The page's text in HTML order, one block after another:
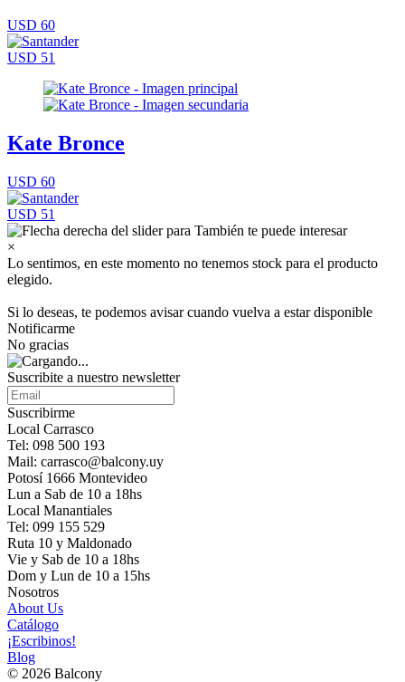
USD 60
USD 51
Kate Bronce
USD 60
USD 51
×
Lo sentimos, en este momento no tenemos stock para el producto
elegido.
Si lo deseas, te podemos avisar cuando vuelva a estar disponible
Notificarme
No gracias
Suscribite a nuestro newsletter
Suscribirme
Local Carrasco
Tel: 098 500 193
Mail: carrasco@balcony.uy
Potosí 1666 Montevideo
Lun a Sab de 10 a 18hs
Local Manantiales
Tel: 099 155 529
Ruta 10 y Maldonado
Vie y Sab de 10 a 18hs
Dom y Lun de 10 a 15hs
Nosotros
About Us
Catálogo
¡Escribinos!
Blog
© 2026 Balcony